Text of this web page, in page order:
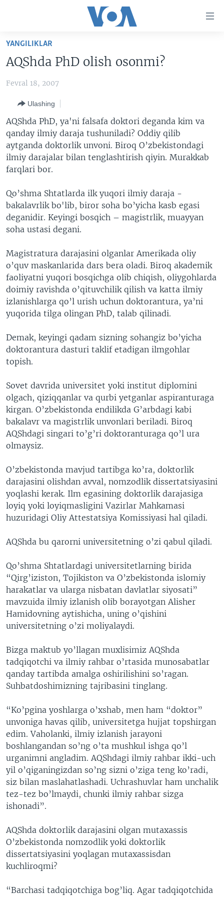
Boshiga
Qidiruvga
AMERIKA
MARKAZIY OSIYO
XALQARO
VATANDOSHLAR
MULTIMEDIA
AMERIKA MANZARALARI
VASHINGTON CHOYXONASI
MOBIL-SALOM!
VIDEO
XABARLAR SURATLARDA
IJTIMOIY TARMOQLAR
YOUTUBE
INSTAGRAM
ODNOKLASSNIKI
TELEGRAM
TWITTER
SOUNDCLOUD
EDITORIAL
Learning English
VOA
YANGILIKLAR
AQShda PhD olish osonmi?
Fevral 18, 2007
Ulashing
AQShda PhD, ya'ni falsafa doktori deganda kim va
qanday ilmiy daraja tushuniladi? Oddiy qilib
aytganda doktorlik unvoni. Biroq O’zbekistondagi
ilmiy darajalar bilan tenglashtirish qiyin. Murakkab
farqlari bor.
Qo’shma Shtatlarda ilk yuqori ilmiy daraja -
bakalavrlik bo'lib, biror soha bo’yicha kasb egasi
deganidir. Keyingi bosqich – magistrlik, muayyan
soha ustasi degani.
Magistratura darajasini olganlar Amerikada oliy
o’quv maskanlarida dars bera oladi. Biroq akademik
faoliyatni yuqori bosqichga olib chiqish, oliygohlarda
doimiy ravishda o’qituvchilik qilish va katta ilmiy
izlanishlarga qo’l urish uchun doktorantura, ya’ni
yuqorida tilga olingan PhD, talab qilinadi.
Demak, keyingi qadam sizning sohangiz bo’yicha
doktorantura dasturi taklif etadigan ilmgohlar
topish.
Sovet davrida universitet yoki institut diplomini
olgach, qiziqqanlar va qurbi yetganlar aspiranturaga
kirgan. O’zbekistonda endilikda G’arbdagi kabi
bakalavr va magistrlik unvonlari beriladi. Biroq
AQShdagi singari to’g’ri doktoranturaga qo’l ura
olmaysiz.
O’zbekistonda mavjud tartibga ko’ra, doktorlik
darajasini olishdan avval, nomzodlik dissertatsiyasini
yoqlashi kerak. Ilm egasining doktorlik darajasiga
loyiq yoki loyiqmasligini Vazirlar Mahkamasi
huzuridagi Oliy Attestatsiya Komissiyasi hal qiladi.
AQShda bu qarorni universitetning o’zi qabul qiladi.
Qo’shma Shtatlardagi universitetlarning birida
“Qirg’iziston, Tojikiston va O’zbekistonda islomiy
harakatlar va ularga nisbatan davlatlar siyosati”
mavzuida ilmiy izlanish olib borayotgan Alisher
Hamidovning aytishicha, uning o’qishini
universitetning o’zi moliyalaydi.
Bizga maktub yo’llagan muxlisimiz AQShda
tadqiqotchi va ilmiy rahbar o’rtasida munosabatlar
qanday tartibda amalga oshirilishini so’ragan.
Suhbatdoshimizning tajribasini tinglang.
“Ko’pgina yoshlarga o’xshab, men ham “doktor”
unvoniga havas qilib, universitetga hujjat topshirgan
edim. Vaholanki, ilmiy izlanish jarayoni
boshlangandan so’ng o’ta mushkul ishga qo’l
urganimni angladim. AQShdagi ilmiy rahbar ikki-uch
yil o’qiganingizdan so’ng sizni o’ziga teng ko’radi,
siz bilan maslahatlashadi. Uchrashuvlar ham unchalik
tez-tez bo’lmaydi, chunki ilmiy rahbar sizga
ishonadi”.
AQShda doktorlik darajasini olgan mutaxassis
O’zbekistonda nomzodlik yoki doktorlik
dissertatsiyasini yoqlagan mutaxassisdan
kuchliroqmi?
“Barchasi tadqiqotchiga bog’liq. Agar tadqiqotchida